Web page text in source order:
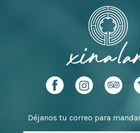
Déjanos tu correo para